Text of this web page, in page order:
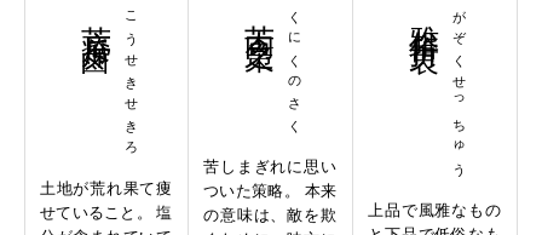
こうせきせきろ
土地が荒れ果て痩
せていること。 塩
くにくのさく
苦しまぎれに思い
ついた策略。 本来
の意味は、敵を欺
がぞくせっちゅう
上品で風雅なもの